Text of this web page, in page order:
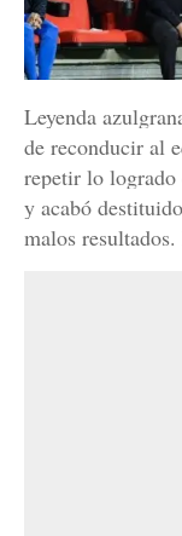
Leyenda
de reconducir al
repetir lo logrado
y acabó
malos